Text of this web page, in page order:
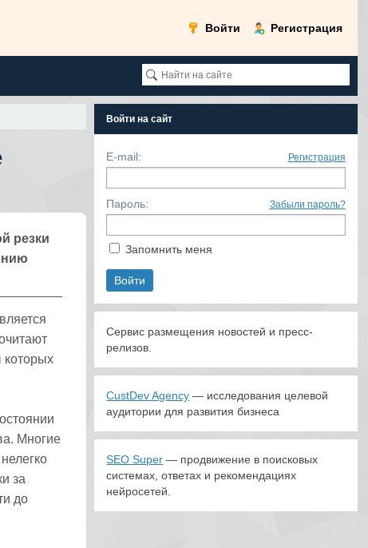
Войти Регистрация
резки
которых
Многие
за
до
Войти на сайт
E-mail: Регистрация
Пароль: Забыли пароль?
Запомнить меня
Сервис размещения новостей и пресс-
релизов.
CustDev Agency — исследования целевой
аудитории для развития бизнеса
SEO Super — продвижение в поисковых
системах, ответах и рекомендациях
нейросетей.